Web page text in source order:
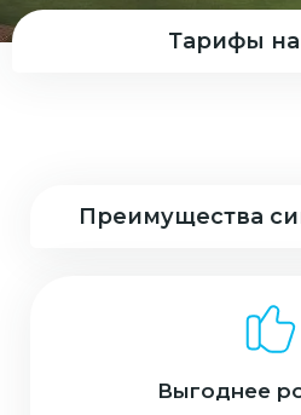
Тарифы на
Преимущества
Выгоднее